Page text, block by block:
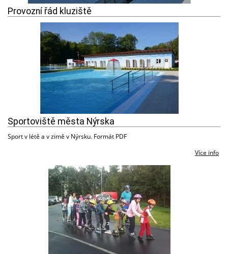
Provozní řád kluziště
Sportoviště města Nýrska
Sport v létě a v zimě v Nýrsku. Formát PDF
Více info